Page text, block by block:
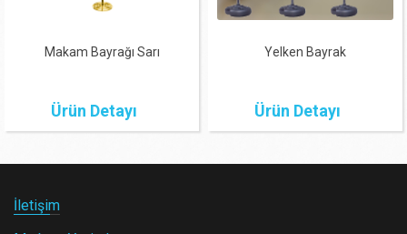
Makam Bayrağı Sarı
Ürün Detayı
Yelken Bayrak
Ürün Detayı
İletişim